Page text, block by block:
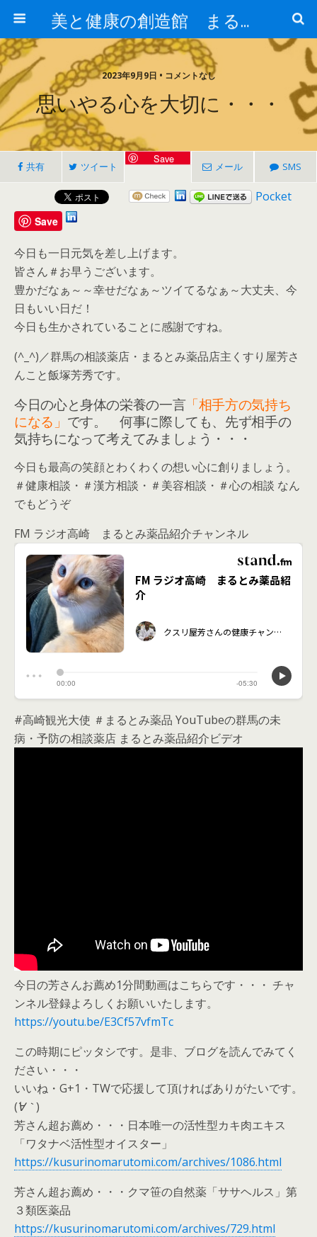
美と健康の創造館 まるとみ薬品 ぐんまの薬屋 芳さんのブログ
2023年9月9日 • コメントなし
思いやる心を大切に・・・
共有 ツイート
Save
メール SMS
Pocket
Save
今日も一日元気を差し上げます。
皆さん＃お早うございます。
豊かだなぁ～～幸せだなぁ～ツイてるなぁ～大丈夫、今
日もいい日だ！
今日も生かされていることに感謝ですね。
(^_^)／群馬の相談薬店・まるとみ薬品店主くすり屋芳さ
んこと飯塚芳秀です。
今日の心と身体の栄養の一言「相手方の気持ち
になる」 です。 何事に際しても、先ず相手の
気持ちになって考えてみましょう・・・
今日も最高の笑顔とわくわくの想い心に創りましょう。
＃健康相談・＃漢方相談・＃美容相談・＃心の相談 なん
でもどうぞ
FM ラジオ高崎 まるとみ薬品紹介チャンネル
#高崎観光大使 ＃まるとみ薬品 YouTubeの群馬の未
病・予防の相談薬店 まるとみ薬品紹介ビデオ
今日の芳さんお薦め1分間動画はこちらです・・・ チャ
ンネル登録よろしくお願いいたします。
https://youtu.be/E3Cf57vfmTc
この時期にピッタシです。是非、ブログを読んでみてく
ださい・・・
いいね・G+1・TWで応援して頂ければありがたいです。
(´∀｀)
芳さん超お薦め・・・日本唯一の活性型カキ肉エキス
「ワタナベ活性型オイスター」
https://kusurinomarutomi.com/archives/1086.html
芳さん超お薦め・・・クマ笹の自然薬「ササヘルス」第
３類医薬品
https://kusurinomarutomi.com/archives/729.html